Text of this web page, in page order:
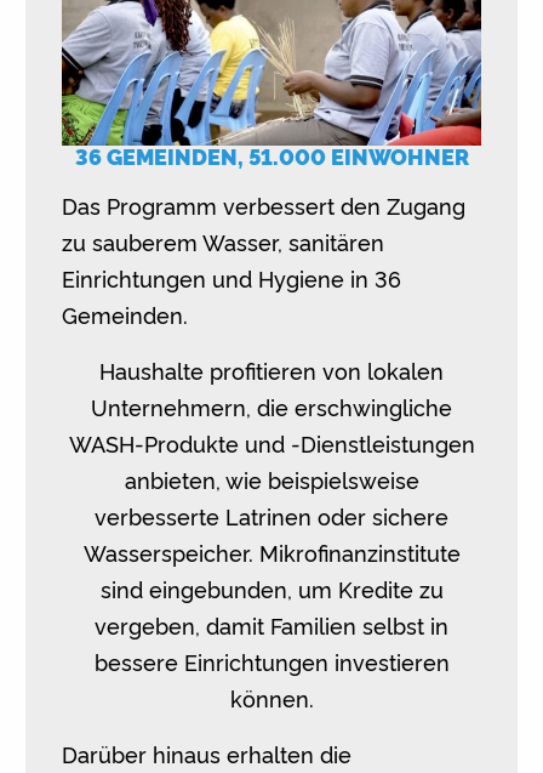
36 GEMEINDEN, 51.000 EINWOHNER
Das Programm verbessert den Zugang
zu sauberem Wasser, sanitären
Einrichtungen und Hygiene in 36
Gemeinden.
Haushalte profitieren von lokalen
Unternehmern, die erschwingliche
WASH-Produkte und -Dienstleistungen
anbieten, wie beispielsweise
verbesserte Latrinen oder sichere
Wasserspeicher. Mikrofinanzinstitute
sind eingebunden, um Kredite zu
vergeben, damit Familien selbst in
bessere Einrichtungen investieren
können.
Darüber hinaus erhalten die